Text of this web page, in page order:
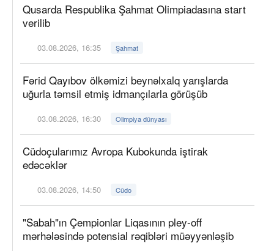
Qusarda Respublika Şahmat Olimpiadasına start
verilib
03.08.2026, 16:35 Şahmat
Fərid Qayıbov ölkəmizi beynəlxalq yarışlarda
uğurla təmsil etmiş idmançılarla görüşüb
03.08.2026, 16:30 Olimpiya dünyası
Cüdoçularımız Avropa Kubokunda iştirak
edəcəklər
03.08.2026, 14:50 Cüdo
"Sabah"ın Çempionlar Liqasının pley-off
mərhələsində potensial rəqibləri müəyyənləşib